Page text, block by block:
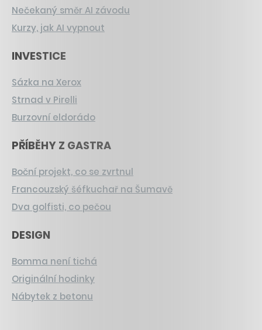
Nečekaný směr AI závodu
Kurzy, jak AI vypnout
INVESTICE
Sázka na Xerox
Strnad v Pirelli
Burzovní eldorádo
PŘÍBĚHY Z GASTRA
Boční projekt, co se zvrtnul
Francouzský šéfkuchař na Šumavě
Dva golfisti, co pečou
DESIGN
Bomma není tichá
Originální hodinky
Nábytek z betonu